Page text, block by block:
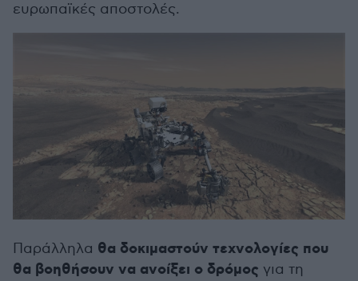
ευρωπαϊκές αποστολές.
Παράλληλα θα δοκιμαστούν τεχνολογίες που
θα βοηθήσουν να ανοίξει ο δρόμος για τη